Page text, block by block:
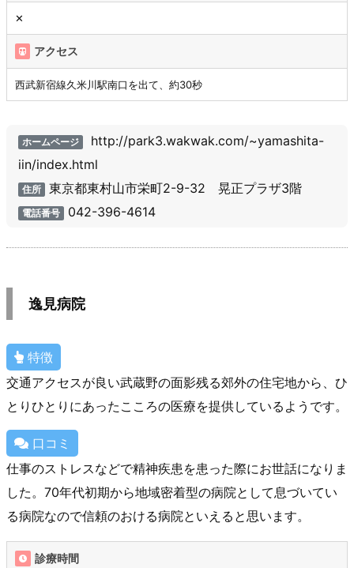
✕
アクセス
西武新宿線久米川駅南口を出て、約30秒
ホームページ
http://park3.wakwak.com/~yamashita-
iin/index.html
住所 東京都東村山市栄町2-9-32 晃正プラザ3階
電話番号 042-396-4614
逸見病院
特徴
交通アクセスが良い武蔵野の面影残る郊外の住宅地から、ひ
とりひとりにあったこころの医療を提供しているようです。
口コミ
仕事のストレスなどで精神疾患を患った際にお世話になりま
した。70年代初期から地域密着型の病院として息づいてい
る病院なので信頼のおける病院といえると思います。
診療時間